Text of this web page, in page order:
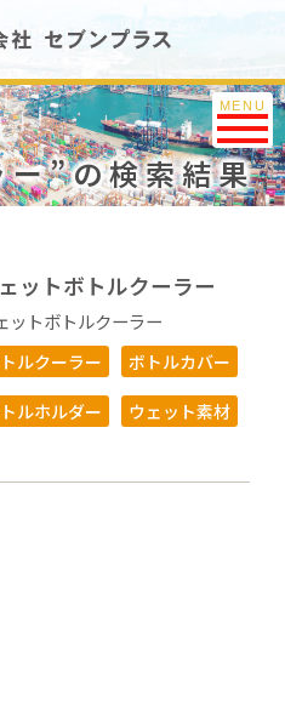
Toggle
MENU
ー”の検索結果
ットボトルクーラー
ットボトルクーラー
ルクーラー ボトルカバー
ルホルダー ウェット素材